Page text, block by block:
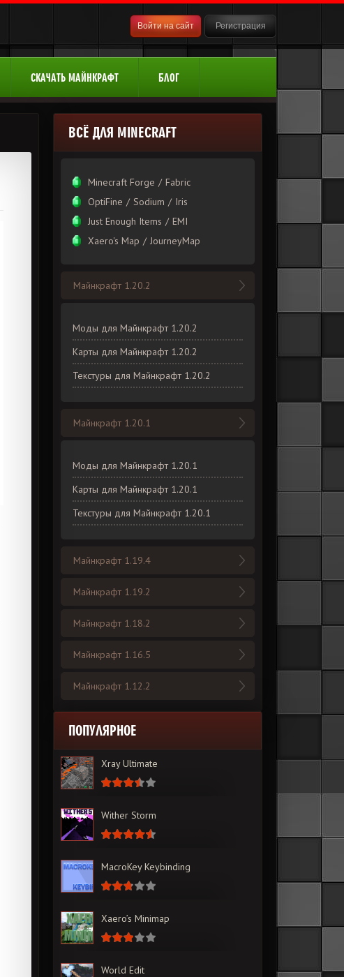
Войти на сайт Регистрация
СКАЧАТЬ МАЙНКРАФТ БЛОГ
ВСЁ ДЛЯ MINECRAFT
Minecraft Forge / Fabric
OptiFine / Sodium / Iris
Just Enough Items / EMI
Xаero's Mаp / JourneyMap
Майнкрафт 1.20.2
Моды для Майнкрафт 1.20.2
Карты для Майнкрафт 1.20.2
Текстуры для Майнкрафт 1.20.2
Майнкрафт 1.20.1
Моды для Майнкрафт 1.20.1
Карты для Майнкрафт 1.20.1
Текстуры для Майнкрафт 1.20.1
Майнкрафт 1.19.4
Майнкрафт 1.19.2
Майнкрафт 1.18.2
Майнкрафт 1.16.5
Майнкрафт 1.12.2
ПОПУЛЯРНОЕ
Xray Ultimate
Wither Storm
MacroKey Keybinding
Xaero’s Minimap
World Edit